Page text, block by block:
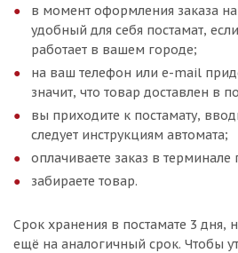
в момент оформления заказа
удобный для себя постамат,
работает в вашем городе;
на ваш телефон или e-mail
значит, что товар доставлен в
вы приходите к постамату,
следует инструкциям автомата;
оплачиваете заказ в терминале
забираете товар.
Срок хранения в постамате 3 дня,
ещё на аналогичный срок. Чтобы